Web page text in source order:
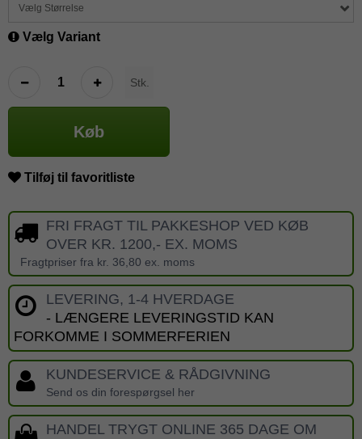
Vælg Størrelse
Vælg Variant
Stk.
Køb
Tilføj til favoritliste
FRI FRAGT TIL PAKKESHOP VED KØB
OVER KR. 1200,- EX. MOMS
Fragtpriser fra kr. 36,80 ex. moms
LEVERING, 1-4 HVERDAGE
- LÆNGERE LEVERINGSTID KAN
FORKOMME I SOMMERFERIEN
KUNDESERVICE & RÅDGIVNING
Send os din forespørgsel her
HANDEL TRYGT ONLINE 365 DAGE OM